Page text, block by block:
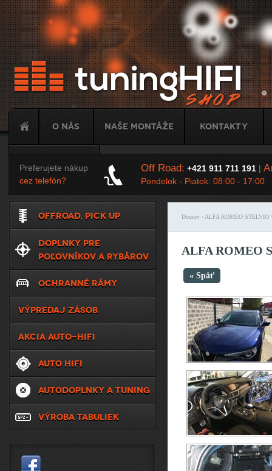
O nás Naše montáže Kontakty
Tuning
Preferujete nákup
cez telefón?
Off Road: +421 911 711 191|
Pondelok - Piatok: 08:00 - 17:00
Domov› ALFA ROMEO STELVIO
ALFA ROMEO
« Späť
OFFROAD, PICK UP
DOPLNKY PRE
POĽOVNÍKOV A RYBÁROV
OCHRANNÉ RÁMY
VÝPREDAJ ZÁSOB
AKCIA AUTO-HIFI
AUTO HIFI
AUTODOPLNKY A TUNING
VÝROBA TABULIEK